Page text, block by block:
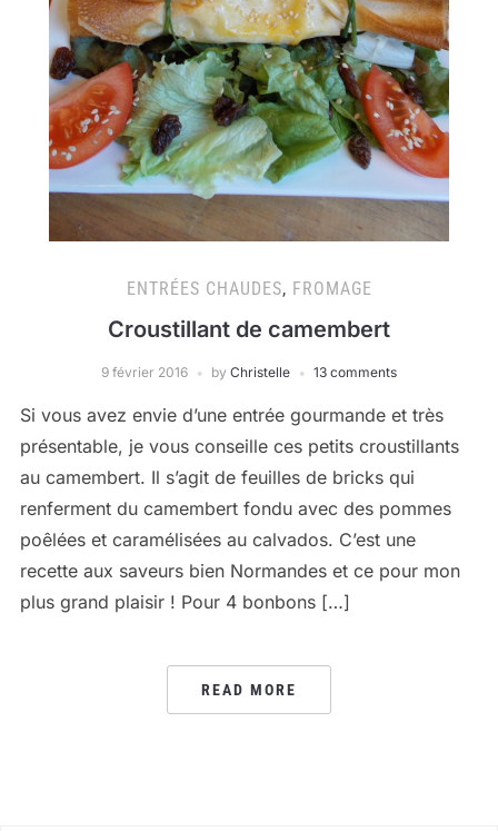
ENTRÉES CHAUDES, FROMAGE
Croustillant de camembert
9 février 2016 by Christelle 13 comments
Si vous avez envie d’une entrée gourmande et très
présentable, je vous conseille ces petits croustillants
au camembert. Il s’agit de feuilles de bricks qui
renferment du camembert fondu avec des pommes
poêlées et caramélisées au calvados. C’est une
recette aux saveurs bien Normandes et ce pour mon
plus grand plaisir ! Pour 4 bonbons […]
READ MORE